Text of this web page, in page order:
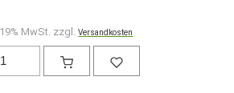
MwSt. zzgl.Versandkosten